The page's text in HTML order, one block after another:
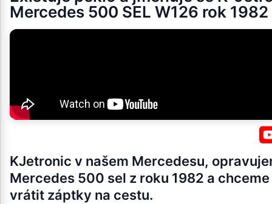
Mercedes 500 SEL W126 rok 1982
KJetronic v našem Mercedesu,
Mercedes 500 sel z roku 1982 a chceme
vrátit záptky na cestu.